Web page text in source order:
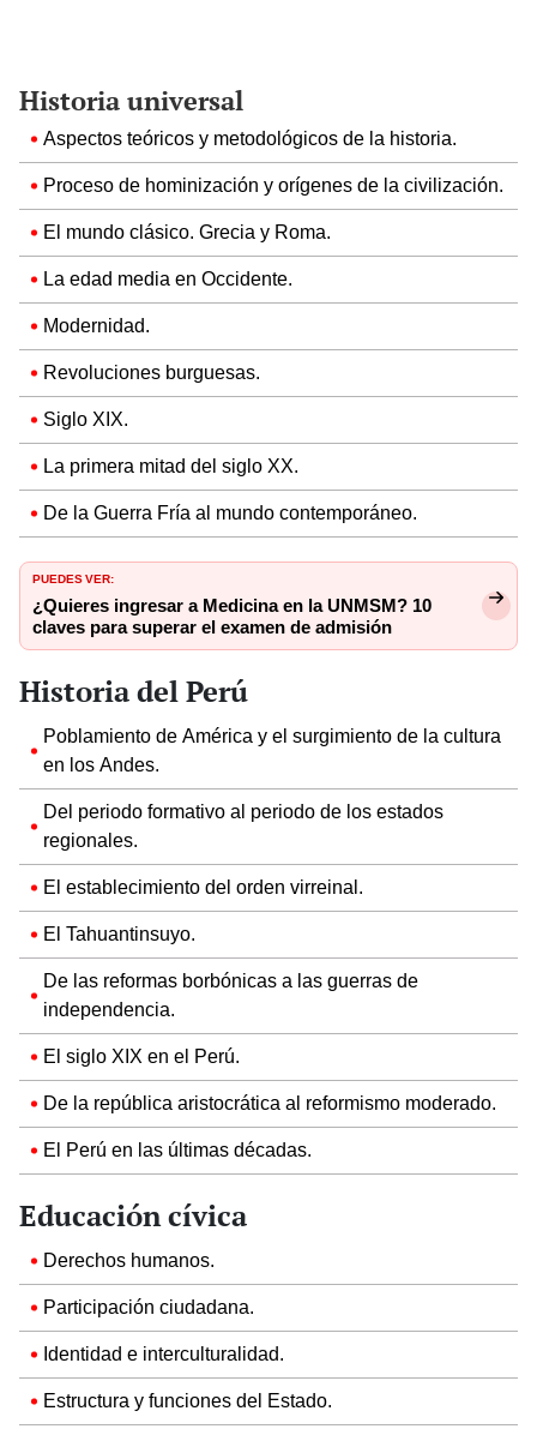
Historia universal
Aspectos teóricos y metodológicos de la historia.
Proceso de hominización y orígenes de la civilización.
El mundo clásico. Grecia y Roma.
La edad media en Occidente.
Modernidad.
Revoluciones burguesas.
Siglo XIX.
La primera mitad del siglo XX.
De la Guerra Fría al mundo contemporáneo.
PUEDES VER:
¿Quieres ingresar a Medicina en la UNMSM? 10
claves para superar el examen de admisión
Historia del Perú
Poblamiento de América y el surgimiento de la cultura
en los Andes.
Del periodo formativo al periodo de los estados
regionales.
El establecimiento del orden virreinal.
El Tahuantinsuyo.
De las reformas borbónicas a las guerras de
independencia.
El siglo XIX en el Perú.
De la república aristocrática al reformismo moderado.
El Perú en las últimas décadas.
Educación cívica
Derechos humanos.
Participación ciudadana.
Identidad e interculturalidad.
Estructura y funciones del Estado.